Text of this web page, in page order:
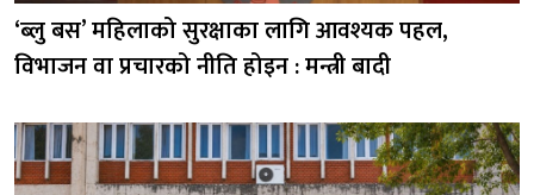
‘ब्लु बस’ महिलाको सुरक्षाका लागि आवश्यक पहल,
विभाजन वा प्रचारको नीति होइन : मन्त्री बादी